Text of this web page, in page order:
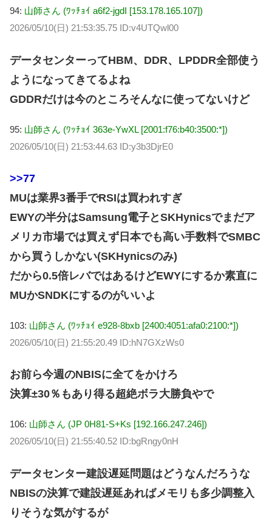
94: 山師さん (ﾜｯﾁｮｲ a6f2-jgdI [153.178.165.107])
2026/05/10(日) 21:53:35.75 ID:v4UTQwl00
データセンターってHBM、DDR、LPDDR全部使う
ようになってきてるよね
GDDRだけは今のところそんなに使ってないけど
95: 山師さん (ﾜｯﾁｮｲ 363e-YwXL [2001:f76:b40:3500:*])
2026/05/10(日) 21:53:44.63 ID:y3b3DjrE0
>>77
MUは業界3番手でRSIは買われすぎ
EWYの半分はSamsung電子とSKHynicsでまだア
メリカ市場では買えず日本でも高い手数料でSMBC
から買うしかない(SKHynicsのみ)
だから0.5倍レバではあるけどEWYにするか素直に
MUかSNDKにするのがいいよ
103: 山師さん (ﾜｯﾁｮｲ e928-8bxb [2400:4051:afa0:2100:*])
2026/05/10(日) 21:55:20.49 ID:hN7GXzWs0
お前ら今週のNBISに全てをかけろ
決算±30％もあり得る超絶ボラ大勝負やで
106: 山師さん (JP 0H81-S+Ks [192.166.247.246])
2026/05/10(日) 21:55:40.52 ID:bgRngy0nH
データセンター建設遅延問題はどうなんだろうな
NBISの決算で建設遅延あればメモリも多少調整入
りそうな気がするが